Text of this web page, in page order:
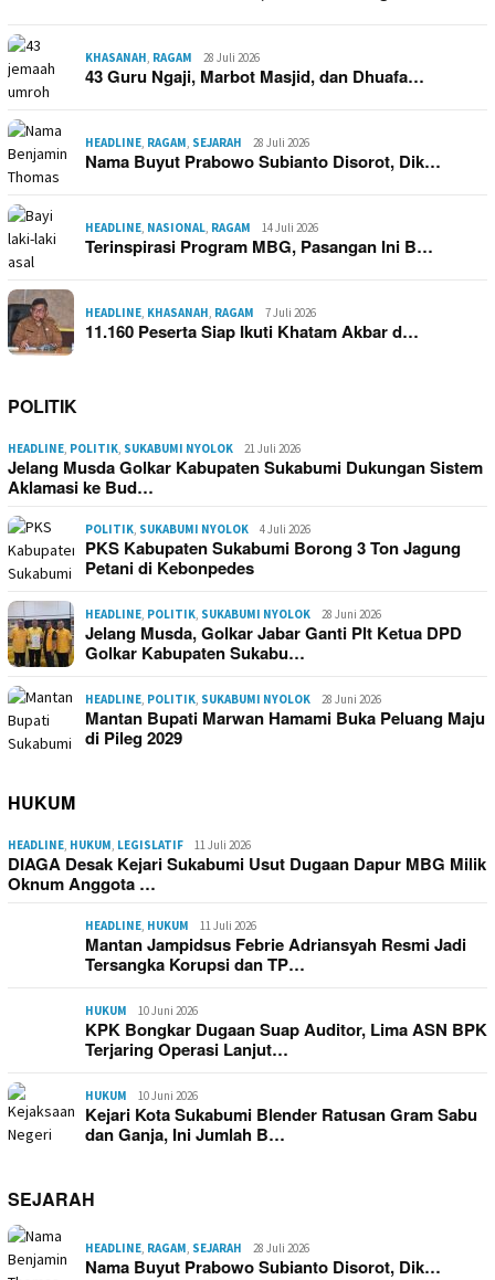
KHASANAH, RAGAM 28 Juli 2026
43 Guru Ngaji, Marbot Masjid, dan Dhuafa…
HEADLINE, RAGAM, SEJARAH 28 Juli 2026
Nama Buyut Prabowo Subianto Disorot, Dik…
HEADLINE, NASIONAL, RAGAM 14 Juli 2026
Terinspirasi Program MBG, Pasangan Ini B…
HEADLINE, KHASANAH, RAGAM 7 Juli 2026
11.160 Peserta Siap Ikuti Khatam Akbar d…
POLITIK
HEADLINE, POLITIK, SUKABUMI NYOLOK 21 Juli 2026
Jelang Musda Golkar Kabupaten Sukabumi Dukungan Sistem
Aklamasi ke Bud…
POLITIK, SUKABUMI NYOLOK 4 Juli 2026
PKS Kabupaten Sukabumi Borong 3 Ton Jagung
Petani di Kebonpedes
HEADLINE, POLITIK, SUKABUMI NYOLOK 28 Juni 2026
Jelang Musda, Golkar Jabar Ganti Plt Ketua DPD
Golkar Kabupaten Sukabu…
HEADLINE, POLITIK, SUKABUMI NYOLOK 28 Juni 2026
Mantan Bupati Marwan Hamami Buka Peluang Maju
di Pileg 2029
HUKUM
HEADLINE, HUKUM, LEGISLATIF 11 Juli 2026
DIAGA Desak Kejari Sukabumi Usut Dugaan Dapur MBG Milik
Oknum Anggota …
HEADLINE, HUKUM 11 Juli 2026
Mantan Jampidsus Febrie Adriansyah Resmi Jadi
Tersangka Korupsi dan TP…
HUKUM 10 Juni 2026
KPK Bongkar Dugaan Suap Auditor, Lima ASN BPK
Terjaring Operasi Lanjut…
HUKUM 10 Juni 2026
Kejari Kota Sukabumi Blender Ratusan Gram Sabu
dan Ganja, Ini Jumlah B…
SEJARAH
HEADLINE, RAGAM, SEJARAH 28 Juli 2026
Nama Buyut Prabowo Subianto Disorot, Dik…